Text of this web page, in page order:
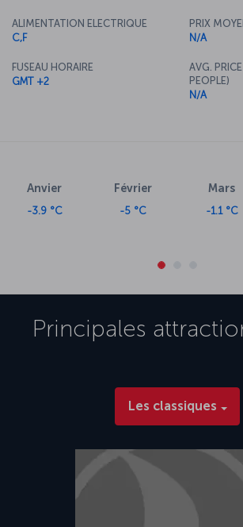
ALIMENTATION ELECTRIQUE
C,F
FUSEAU HORAIRE
GMT +2
PRIX
N/A
AVG.
PEOPLE)
N/A
Anvier
-3.9 °C
Février
-5 °C
Mars
-1.1 °C
Principales
Les classiques